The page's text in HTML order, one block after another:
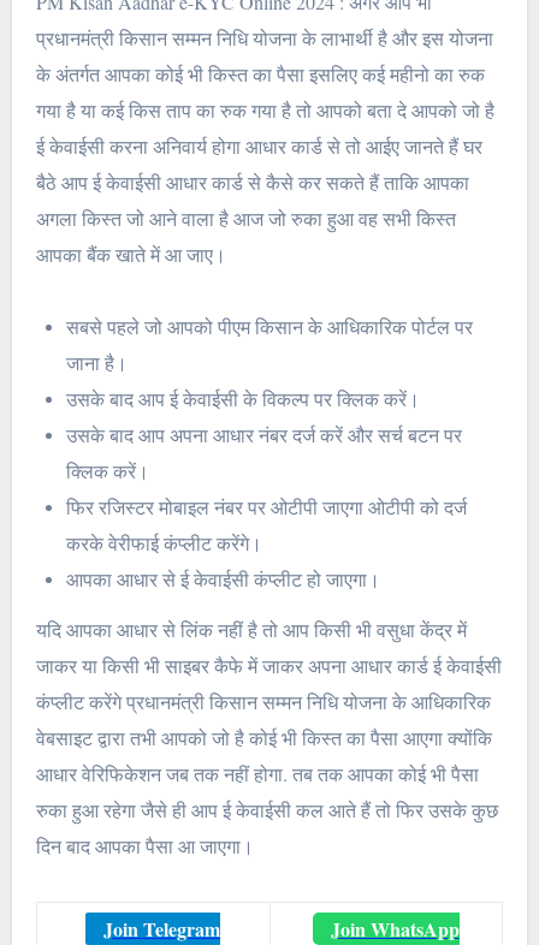
प्रधानमंत्री किसान सम्मन निधि योजना के लाभार्थी है और इस योजना
के अंतर्गत आपका कोई भी किस्त का पैसा इसलिए कई महीनो का रुक
गया है या कई किस ताप का रुक गया है तो आपको बता दे आपको जो है
ई केवाईसी करना अनिवार्य होगा आधार कार्ड से तो आईए जानते हैं घर
बैठे आप ई केवाईसी आधार कार्ड से कैसे कर सकते हैं ताकि आपका
अगला किस्त जो आने वाला है आज जो रुका हुआ वह सभी किस्त
आपका बैंक खाते में आ जाए।
सबसे पहले जो आपको पीएम किसान के आधिकारिक पोर्टल पर
जाना है।
उसके बाद आप ई केवाईसी के विकल्प पर क्लिक करें।
उसके बाद आप अपना आधार नंबर दर्ज करें और सर्च बटन पर
क्लिक करें।
फिर रजिस्टर मोबाइल नंबर पर ओटीपी जाएगा ओटीपी को दर्ज
करके वेरीफाई कंप्लीट करेंगे।
आपका आधार से ई केवाईसी कंप्लीट हो जाएगा।
यदि आपका आधार से लिंक नहीं है तो आप किसी भी वसुधा केंद्र में
जाकर या किसी भी साइबर कैफे में जाकर अपना आधार कार्ड ई केवाईसी
कंप्लीट करेंगे प्रधानमंत्री किसान सम्मन निधि योजना के आधिकारिक
वेबसाइट द्वारा तभी आपको जो है कोई भी किस्त का पैसा आएगा क्योंकि
आधार वेरिफिकेशन जब तक नहीं होगा. तब तक आपका कोई भी पैसा
रुका हुआ रहेगा जैसे ही आप ई केवाईसी कल आते हैं तो फिर उसके कुछ
दिन बाद आपका पैसा आ जाएगा।
Join Telegram
Join WhatsApp